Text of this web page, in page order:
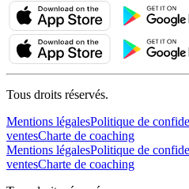
Tous droits réservés.
Mentions légalesPolitique de
ventesCharte de coaching
Mentions légalesPolitique de
ventesCharte de coaching